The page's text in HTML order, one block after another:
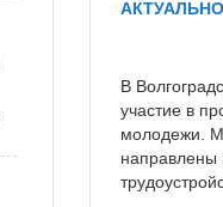
АКТУАЛЬНО
В
участие в
молодежи.
направлены